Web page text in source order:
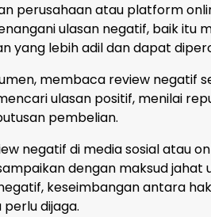
perusahaan atau platform
ulasan negatif, baik itu
yang lebih adil dan dapat
membaca review negatif
ulasan positif, menilai
pembelian.
negatif di media sosial atau
dengan maksud
keseimbangan antara
dijaga.